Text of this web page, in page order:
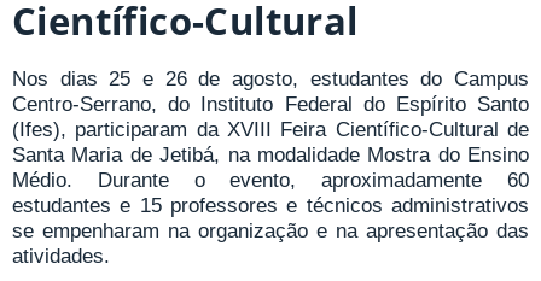
Científico-Cultural
Nos dias 25 e 26 de agosto, estudantes do Campus
Centro-Serrano, do Instituto Federal do Espírito Santo
(Ifes), participaram da XVIII Feira Científico-Cultural de
Santa Maria de Jetibá, na modalidade Mostra do Ensino
Médio. Durante o evento, aproximadamente 60
estudantes e 15 professores e técnicos administrativos
se empenharam na organização e na apresentação das
atividades.